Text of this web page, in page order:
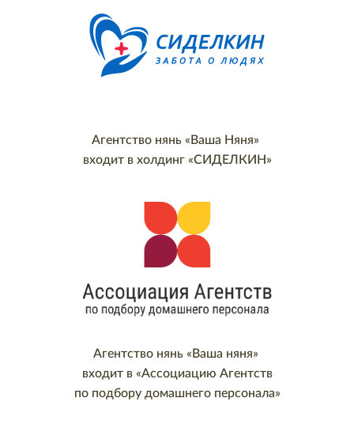
Агентство нянь «Ваша Няня»
входит в холдинг «СИДЕЛКИН»
Агентство нянь «Ваша няня»
входит в «Ассоциацию Агентств
по подбору домашнего персонала»